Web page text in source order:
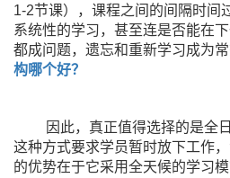
1-2节课），课程之间的间隔时间
系统性的学习，甚至连是否能在
都成问题，遗忘和重新学习成为常
构哪个好？
因此，真正值得选择的是全日
这种方式要求学员暂时放下工作
的优势在于它采用全天候的学习